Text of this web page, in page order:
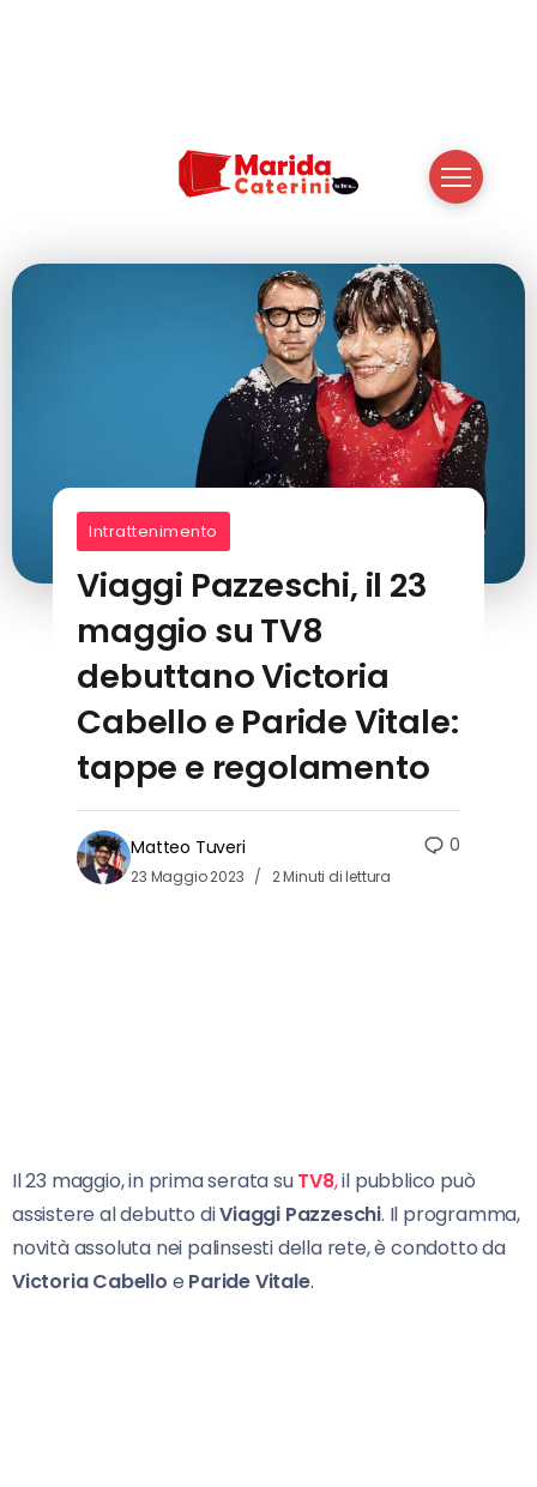
Intrattenimento
Viaggi Pazzeschi, il 23
maggio su TV8
debuttano Victoria
Cabello e Paride Vitale:
tappe e regolamento
Matteo Tuveri
23 Maggio 2023 2 Minuti di lettura
0
Il 23 maggio, in prima serata suTV8,il pubblico può
assistere al debutto diViaggi Pazzeschi. Il programma,
novità assoluta nei palinsesti della rete, è condotto da
Victoria Cabello e Paride Vitale.